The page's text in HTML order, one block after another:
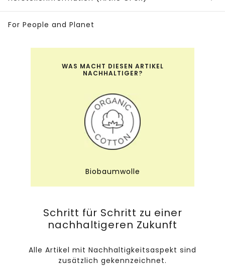
For People and Planet
WAS MACHT DIESEN ARTIKEL
NACHHALTIGER?
Biobaumwolle
Schritt für Schritt zu einer
nachhaltigeren Zukunft
Alle Artikel mit Nachhaltigkeitsaspekt sind
zusätzlich gekennzeichnet.